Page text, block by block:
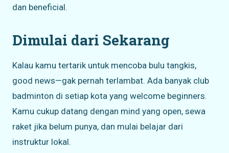
dan beneficial.
Dimulai dari Sekarang
Kalau kamu tertarik untuk mencoba bulu tangkis,
good news—gak pernah terlambat. Ada banyak club
badminton di setiap kota yang welcome beginners.
Kamu cukup datang dengan mind yang open, sewa
raket jika belum punya, dan mulai belajar dari
instruktur lokal.